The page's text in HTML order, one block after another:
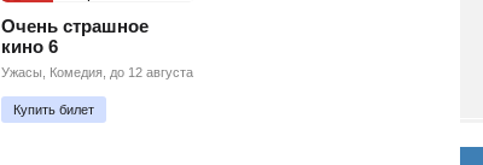
Очень страшное
кино 6
Ужасы, Комедия, до 12 августа
Купить билет